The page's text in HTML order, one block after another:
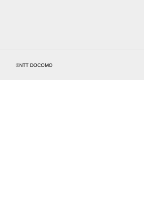
©NTT DOCOMO